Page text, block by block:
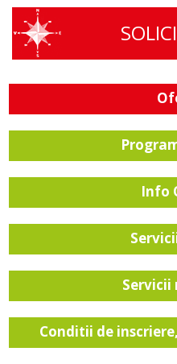
Info
Servicii
Conditii de